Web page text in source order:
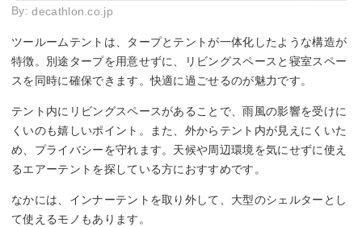
By:decathlon.co.jp
ツールームテントは、タープとテントが一体化したような構造が
特徴。別途タープを用意せずに、リビングスペースと寝室スペー
スを同時に確保できます。快適に過ごせるのが魅力です。
テント内にリビングスペースがあることで、雨風の影響を受けに
くいのも嬉しいポイント。また、外からテント内が見えにくいた
め、プライバシーを守れます。天候や周辺環境を気にせずに使え
るエアーテントを探している方におすすめです。
なかには、インナーテントを取り外して、大型のシェルターとし
て使えるモノもあります。